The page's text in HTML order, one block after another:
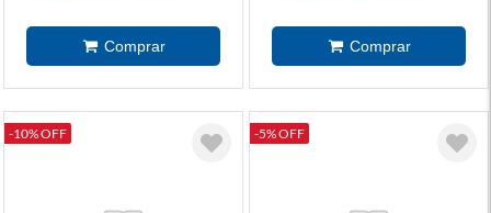
-10% OFF -5% OFF